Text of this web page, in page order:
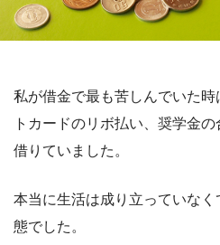
私が借金で最も苦しんでいた
トカードのリボ払い、奨学金
借りていました。
本当に生活は成り立っていな
態でした。